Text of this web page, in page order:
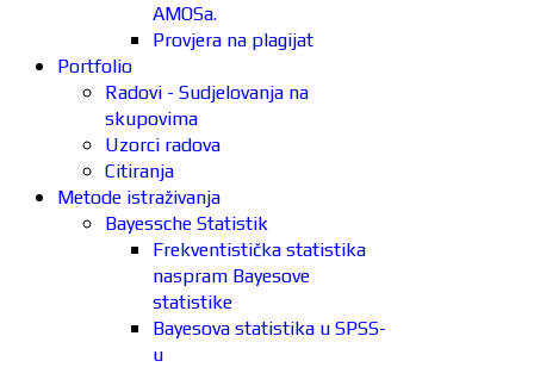
AMOSa.
Provjera na plagijat
Portfolio
Radovi - Sudjelovanja na
skupovima
Uzorci radova
Citiranja
Metode istraživanja
Bayessche Statistik
Frekventistička statistika
naspram Bayesove
statistike
Bayesova statistika u SPSS-
u